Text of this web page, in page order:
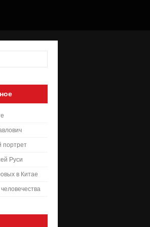
портрет
Руси
в Китае